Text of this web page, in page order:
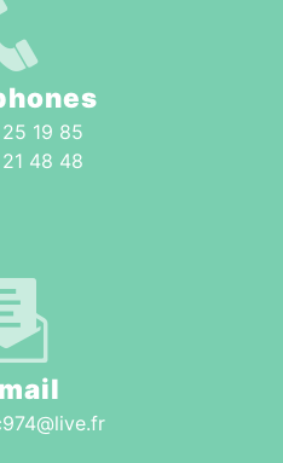
19 85
48 48